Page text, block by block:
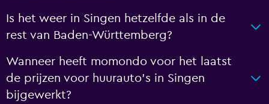
Is het weer in Singen hetzelfde als in de
rest van Baden-Württemberg?
Wanneer heeft momondo voor het laatst
de prijzen voor huurauto's in Singen
bijgewerkt?